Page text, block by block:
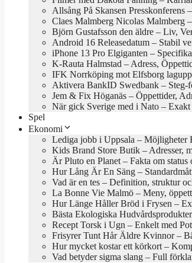
Allsång På Skansen Presskonferens
Claes Malmberg Nicolas Malmberg
Björn Gustafsson den äldre – Liv,
Android 16 Releasedatum – Stabil
iPhone 13 Pro Elgiganten –
K-Rauta Halmstad – Adress,
IFK Norrköping mot Elfsborg
Aktivera BankID Swedbank – Steg-
Jem & Fix Höganäs – Öppettider,
När gick Sverige med i Nato –
Spel
Ekonomi
Lediga jobb i Uppsala – Möjligheter
Kids Brand Store Butik – Adresser,
Är Pluto en Planet – Fakta om
Hur Lång Är En Säng –
Vad är en tes – Definition, struktur
La Bonne Vie Malmö – Meny,
Hur Länge Håller Bröd i Frysen –
Bästa Ekologiska
Recept Torsk i Ugn – Enkelt med
Frisyrer Tunt Hår Äldre Kvinnor –
Hur mycket kostar ett körkort –
Vad betyder sigma slang – Full